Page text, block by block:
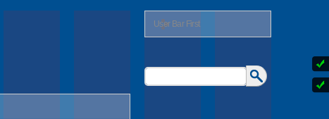
User Bar First
Formulario
Buscar